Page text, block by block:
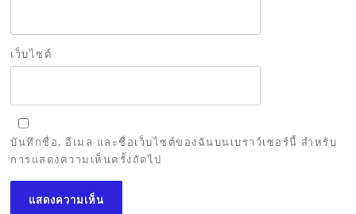
เว็บไซต์
บันทึกชื่อ, อีเมล และชื่อเว็บไซต์ของฉันบนเบราว์เซอร์นี้ สำหรับ
การแสดงความเห็นครั้งถัดไป